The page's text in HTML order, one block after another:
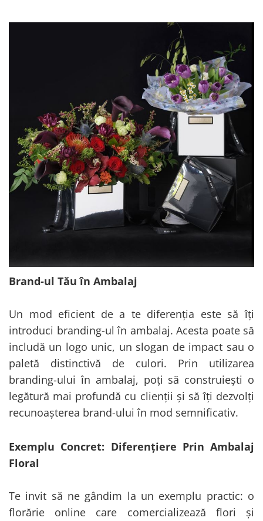
Brand-ul Tău în Ambalaj
Un mod eficient de a te diferenția este să îți
introduci branding-ul în ambalaj. Acesta poate să
includă un logo unic, un slogan de impact sau o
paletă distinctivă de culori. Prin utilizarea
branding-ului în ambalaj, poți să construiești o
legătură mai profundă cu clienții și să îți dezvolți
recunoașterea brand-ului în mod semnificativ.
Exemplu Concret: Diferențiere Prin Ambalaj
Floral
Te invit să ne gândim la un exemplu practic: o
florărie online care comercializează flori și